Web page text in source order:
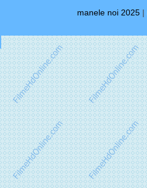
manele noi 2025 |